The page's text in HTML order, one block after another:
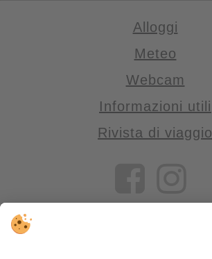
Alloggi
Meteo
Webcam
Informazioni utili
Rivista di viaggio